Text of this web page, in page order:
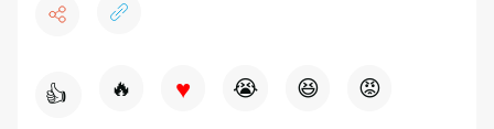
👍 🔥 ♥ 😭 😆 😡